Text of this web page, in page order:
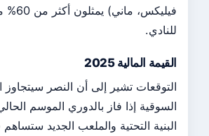
فيليكس، ماني)
للنادي.
القيمة المالية 2025
التوقعات تشير إلى أن النصر سيتجاوز
السوقية إذا فاز بالدوري الموسم
البنية التحتية والملعب الجديد ستساهم